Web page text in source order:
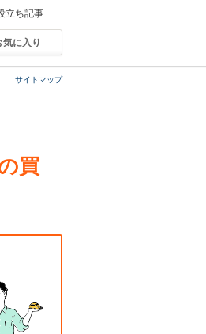
立ち記事
気に入り
サイトマップ
買